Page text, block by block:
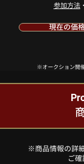
​参加方法・
現在の価
※オークション開
※商品情報の詳
ご確